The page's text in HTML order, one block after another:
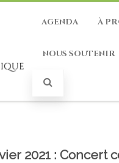
AGENDA À
NOUS SOUTENIR
2021 : Concert